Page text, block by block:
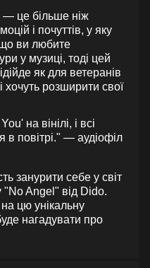
— це більше ніж
і почуттів, у яку
ви любите
у музиці, тоді цей
як для ветеранів
хочуть розширити свої
на вінілі, і всі
в повітрі." — аудіофіл
занурити себе у світ
"No Angel" від Dido.
цю унікальну
нагадувати про